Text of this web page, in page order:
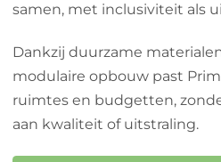
samen, met inclusiviteit als
Dankzij duurzame
modulaire opbouw past
ruimtes en budgetten,
aan kwaliteit of uitstraling.